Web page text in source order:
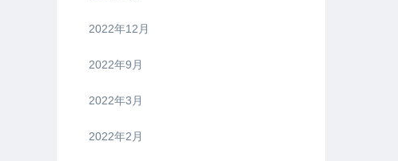
2022年12月
2022年9月
2022年3月
2022年2月